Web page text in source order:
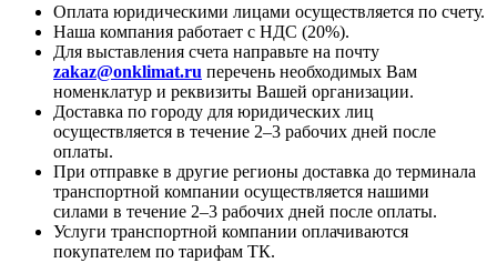
Оплата юридическими лицами осуществляется по счету.
Наша компания работает с НДС (20%).
Для выставления счета направьте на почту
zakaz@onklimat.ru перечень необходимых Вам
номенклатур и реквизиты Вашей организации.
Доставка по городу для юридических лиц
осуществляется в течение 2–3 рабочих дней после
оплаты.
При отправке в другие регионы доставка до терминала
транспортной компании осуществляется нашими
силами в течение 2–3 рабочих дней после оплаты.
Услуги транспортной компании оплачиваются
покупателем по тарифам ТК.